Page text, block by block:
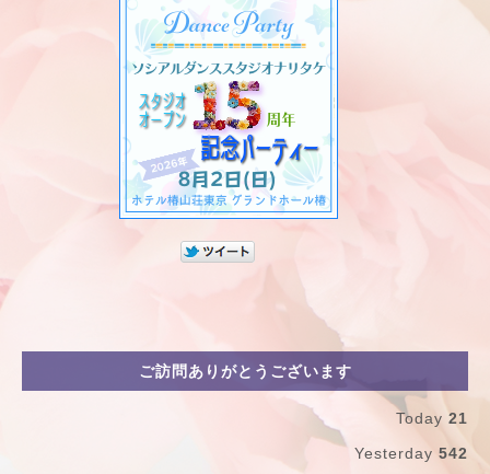
ご訪問ありがとうございます
Today 21
Yesterday 542